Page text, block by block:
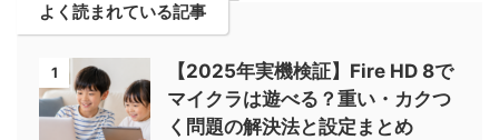
よく読まれている記事
1
【2025年実機検証】Fire HD 8で
マイクラは遊べる？重い・カクつ
く問題の解決法と設定まとめ